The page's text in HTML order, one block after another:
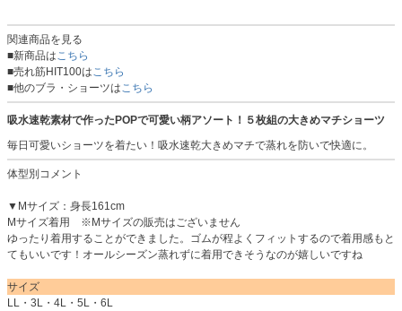
関連商品を見る
■新商品はこちら
■売れ筋HIT100はこちら
■他のブラ・ショーツはこちら
吸水速乾素材で作ったPOPで可愛い柄アソート！５枚組の大きめマチショーツ
毎日可愛いショーツを着たい！吸水速乾大きめマチで蒸れを防いで快適に。
体型別コメント
▼Mサイズ：身長161cm
Mサイズ着用 ※Mサイズの販売はございません
ゆったり着用することができました。ゴムが程よくフィットするので着用感もと
てもいいです！オールシーズン蒸れずに着用できそうなのが嬉しいですね
サイズ
LL・3L・4L・5L・6L